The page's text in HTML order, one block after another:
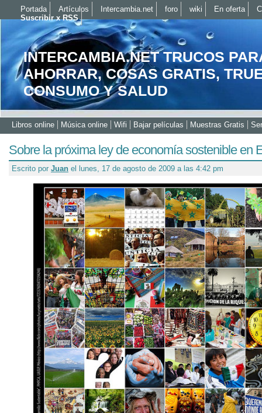
INTERCAMBIA.NET TRUCOS
AHORRAR, COSAS GRATIS,
CONSUMO Y SALUD
Libros online Música online Wifi Bajar películas Muestras Gratis
Sobre la próxima ley de economía sostenible en
Escrito por Juan el lunes, 17 de agosto de 2009 a las 4:42 pm
Portada Artículos Intercambia.net foro wiki En oferta
Suscribir x RSS